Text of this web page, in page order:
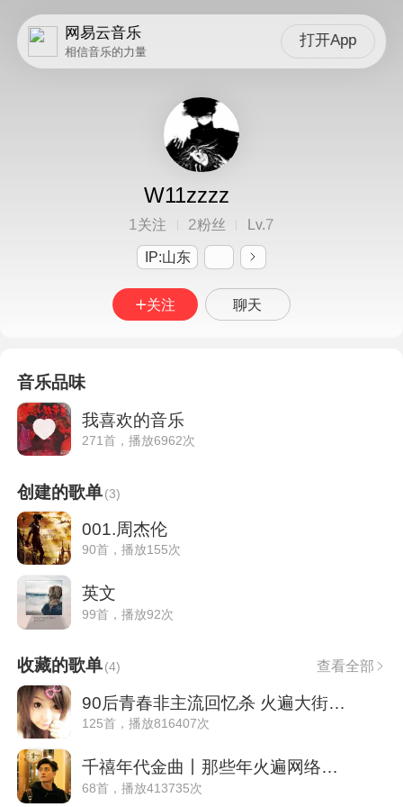
网易云音乐
相信音乐的力量
打开App
W11zzzz
1关注 2粉丝 Lv.7
IP:山东
关注 聊天
音乐品味
我喜欢的音乐
271首，播放6962次
创建的歌单(3)
001.周杰伦
90首，播放155次
英文
99首，播放92次
收藏的歌单(4) 查看全部
90后青春非主流回忆杀 火遍大街小巷的歌BGM
125首，播放816407次
千禧年代金曲丨那些年火遍网络的经典歌曲
68首，播放413735次